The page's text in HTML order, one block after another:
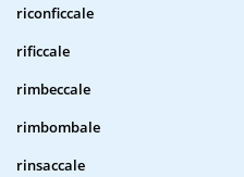
riconficcale
rificcale
rimbeccale
rimbombale
rinsaccale